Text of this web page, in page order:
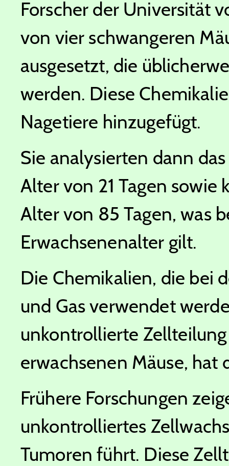
Forscher der Universität
von vier schwangeren
ausgesetzt, die
werden. Diese
Nagetiere hinzugefügt.
Sie analysierten dann
Alter von 21 Tagen
Alter von 85 Tagen, was
Erwachsenenalter gilt.
Die Chemikalien, die bei
und Gas verwendet
unkontrollierte
erwachsenen Mäuse, hat
Frühere Forschungen
unkontrolliertes
Tumoren führt. Diese